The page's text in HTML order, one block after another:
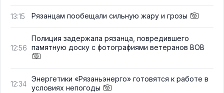
13:15 Рязанцам пообещали сильную жару и грозы
12:56
Полиция задержала рязанца, повредившего
памятную доску с фотографиями ветеранов ВОВ
12:34
Энергетики «Рязаньэнерго» готовятся к работе в
условиях непогоды